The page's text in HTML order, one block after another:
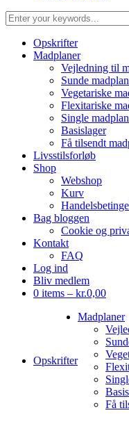
Opskrifter
Madplaner
Vejledning til
Sunde
Vegetariske
Flexitariske
Single madplan
Basislager
Få tilsendt
Livsstilsforløb
Shop
Webshop
Kurv
Bag bloggen
Cookie og
Kontakt
FAQ
Log ind
Bliv medlem
0 items – kr.0,00
Opskrifter
Madplaner
Få